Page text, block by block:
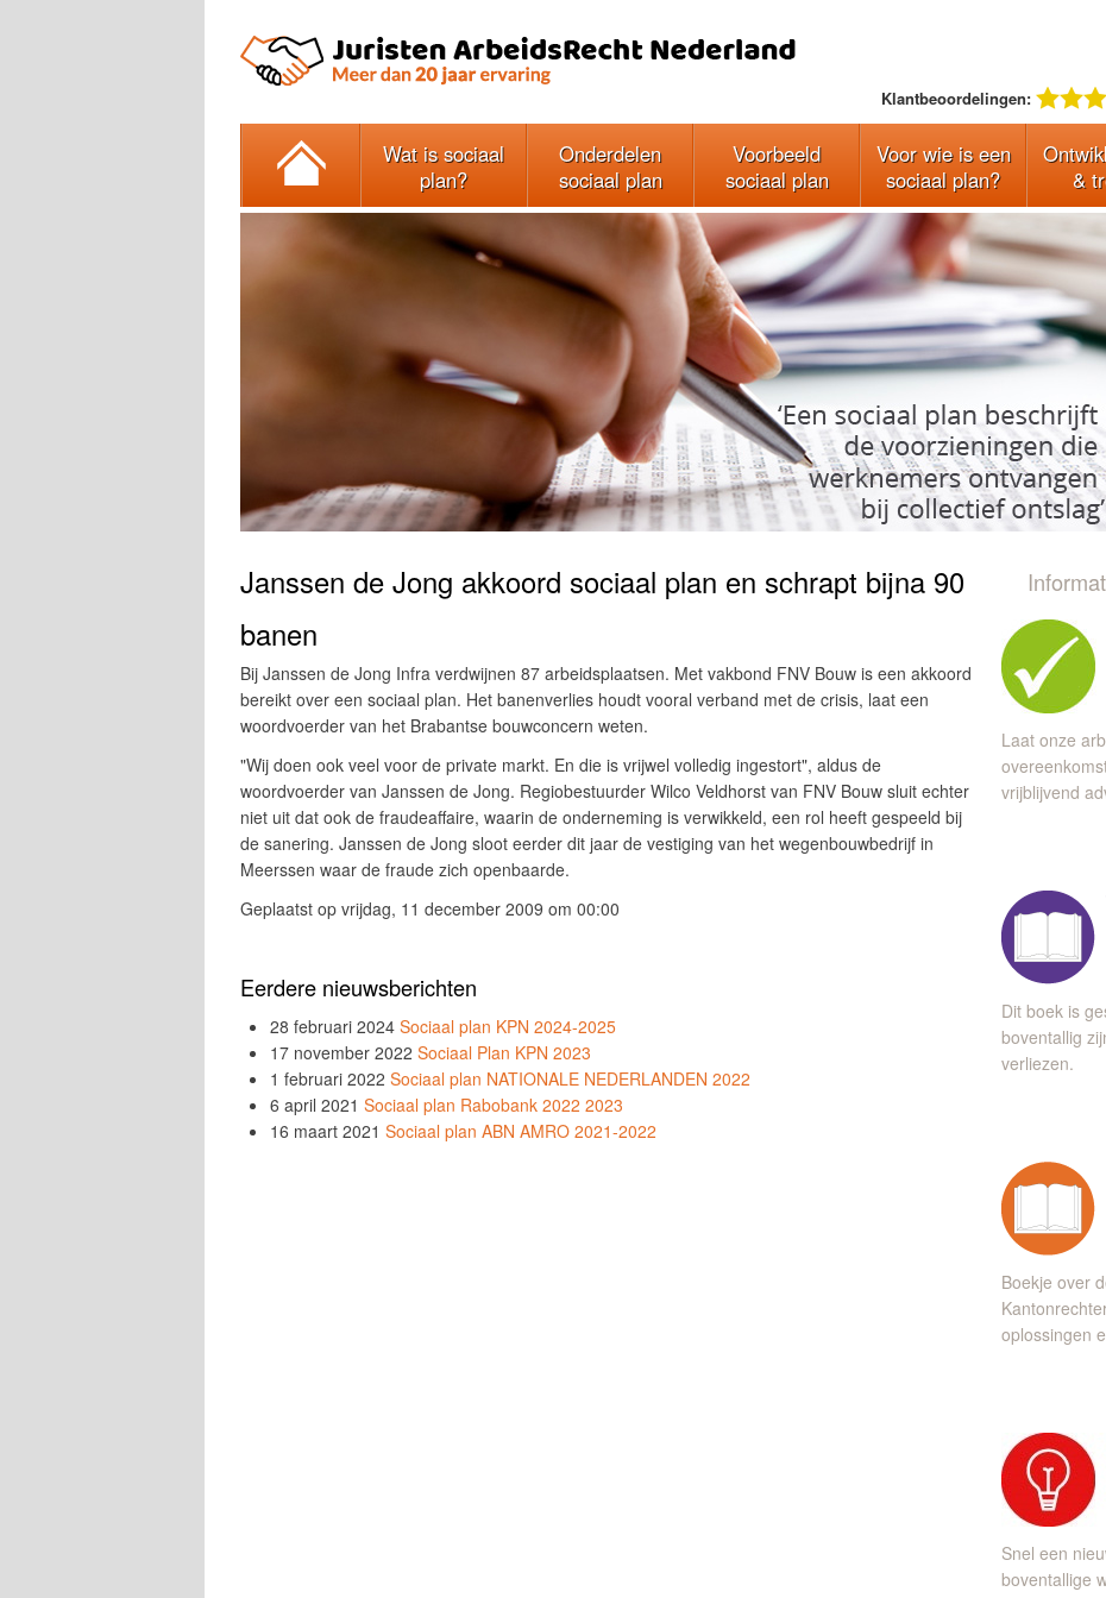
Klantbeoordelingen:
Wat is sociaal
plan?
Onderdelen
sociaal plan
Voorbeeld
sociaal plan
Voor wie is een
sociaal plan?
&
Janssen de Jong akkoord sociaal plan en schrapt bijna 90
banen
Bij Janssen de Jong Infra verdwijnen 87 arbeidsplaatsen. Met vakbond FNV Bouw is een akkoord
bereikt over een sociaal plan. Het banenverlies houdt vooral verband met de crisis, laat een
woordvoerder van het Brabantse bouwconcern weten.
"Wij doen ook veel voor de private markt. En die is vrijwel volledig ingestort", aldus de
woordvoerder van Janssen de Jong. Regiobestuurder Wilco Veldhorst van FNV Bouw sluit echter
niet uit dat ook de fraudeaffaire, waarin de onderneming is verwikkeld, een rol heeft gespeeld bij
de sanering. Janssen de Jong sloot eerder dit jaar de vestiging van het wegenbouwbedrijf in
Meerssen waar de fraude zich openbaarde.
Geplaatst op vrijdag, 11 december 2009 om 00:00
Eerdere nieuwsberichten
28 februari 2024 Sociaal plan KPN 2024-2025
17 november 2022 Sociaal Plan KPN 2023
1 februari 2022 Sociaal plan NATIONALE NEDERLANDEN 2022
6 april 2021 Sociaal plan Rabobank 2022 2023
16 maart 2021 Sociaal plan ABN AMRO 2021-2022
Laat onze
vrijblijvend
Dit boek is
boventallig
verliezen.
Boekje over
oplossingen
Snel een
boventallige